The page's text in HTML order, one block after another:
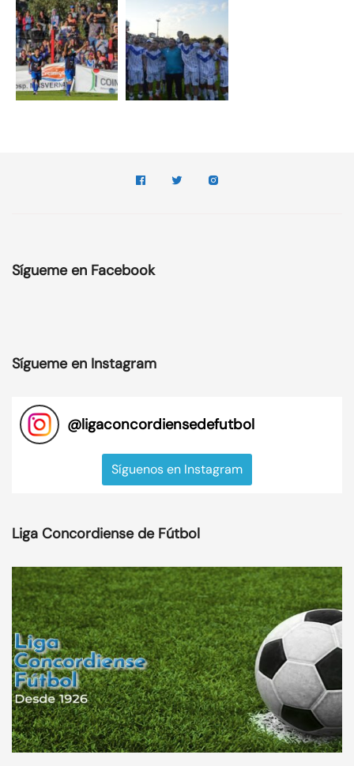
Sígueme en Facebook
Sígueme en Instagram
@ligaconcordiensedefutbol
Síguenos en Instagram
Liga Concordiense de Fútbol